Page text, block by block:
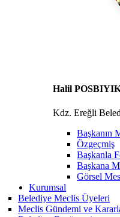
Halil
Kdz. Ereğli
Başkanın
Özgeçmiş
Başkanla
Başkana
Görsel
Kurumsal
Belediye Meclis Üyeleri
Meclis Gündemi ve